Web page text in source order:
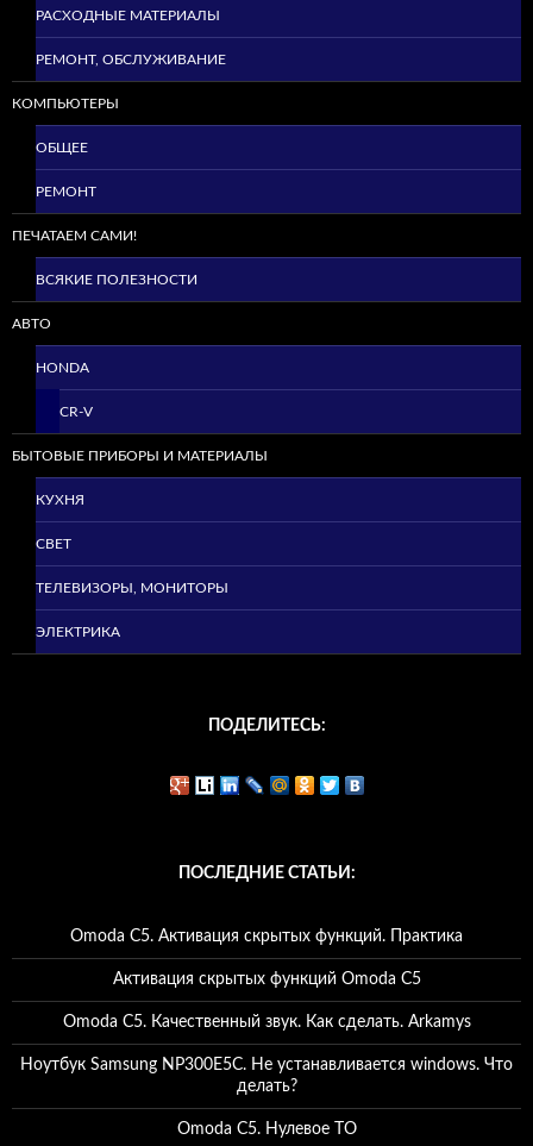
РАСХОДНЫЕ МАТЕРИАЛЫ
РЕМОНТ, ОБСЛУЖИВАНИЕ
КОМПЬЮТЕРЫ
ОБЩЕЕ
РЕМОНТ
ПЕЧАТАЕМ САМИ!
ВСЯКИЕ ПОЛЕЗНОСТИ
АВТО
HONDA
CR-V
БЫТОВЫЕ ПРИБОРЫ И МАТЕРИАЛЫ
КУХНЯ
СВЕТ
ТЕЛЕВИЗОРЫ, МОНИТОРЫ
ЭЛЕКТРИКА
ПОДЕЛИТЕСЬ:
ПОСЛЕДНИЕ СТАТЬИ:
Omoda C5. Активация скрытых функций. Практика
Активация скрытых функций Omoda C5
Omoda C5. Качественный звук. Как сделать. Arkamys
Ноутбук Samsung NP300E5C. Не устанавливается windows. Что
делать?
Omoda C5. Нулевое ТО